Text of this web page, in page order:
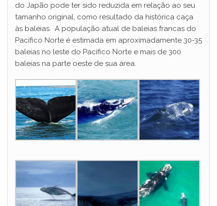
do Japão pode ter sido reduzida em relação ao seu
tamanho original, como resultado da histórica caça
às baleias. A população atual de baleias francas do
Pacífico Norte é estimada em aproximadamente 30-35
baleias no leste do Pacífico Norte e mais de 300
baleias na parte oeste de sua área.